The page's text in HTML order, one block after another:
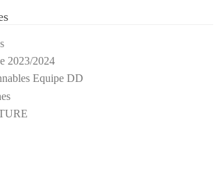
2023/2024
Equipe DD